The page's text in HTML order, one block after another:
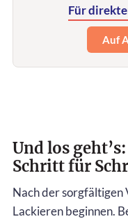
Für
Auf
Und los
Schritt für
Nach der sorgfältigen
Lackieren beginnen.